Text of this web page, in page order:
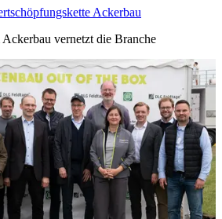
Ackerbau
vernetzt die Branche